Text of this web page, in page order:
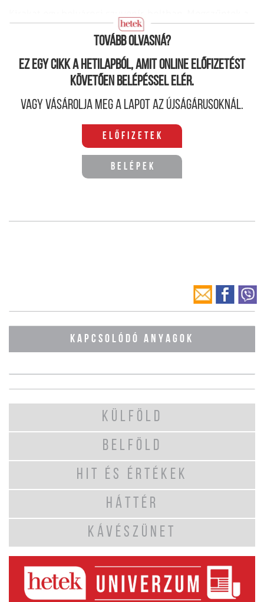
világnézeti monopóliumok Fotó: Somorjai
Tovább olvasná?
Ez egy cikk a hetilapból, amit online előfizetést
követően belépéssel elér.
Vagy vásárolja meg a lapot az újságárusoknál.
Előfizetek
Belépek
KAPCSOLÓDÓ ANYAGOK
KÜLFÖLD
BELFÖLD
HIT ÉS ÉRTÉKEK
HÁTTÉR
KÁVÉSZÜNET